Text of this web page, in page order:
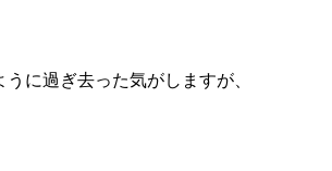
に過ぎ去った気がしますが、